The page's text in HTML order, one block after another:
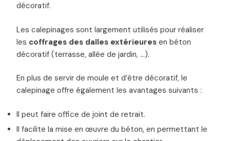
décoratif.
Les calepinages sont largement utilisés pour réaliser
les coffrages des dalles extérieures en béton
décoratif (terrasse, allée de jardin, …).
En plus de servir de moule et d’être décoratif, le
calepinage offre également les avantages suivants :
Il peut faire office de joint de retrait.
Il facilite la mise en œuvre du béton, en permettant le